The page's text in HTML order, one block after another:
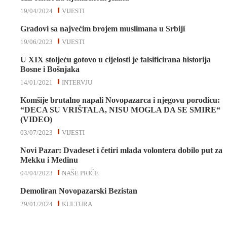
VIJESTI
19/04/2024
Gradovi sa najvećim brojem muslimana u Srbiji
VIJESTI
19/06/2023
U XIX stoljeću gotovo u cijelosti je falsificirana historija
Bosne i Bošnjaka
INTERVJU
14/01/2021
Komšije brutalno napali Novopazarca i njegovu porodicu:
“DECA SU VRIŠTALA, NISU MOGLA DA SE SMIRE“
(VIDEO)
VIJESTI
03/07/2023
Novi Pazar: Dvadeset i četiri mlada volontera dobilo put za
Mekku i Medinu
NAŠE PRIČE
04/04/2023
Demoliran Novopazarski Bezistan
KULTURA
29/01/2024